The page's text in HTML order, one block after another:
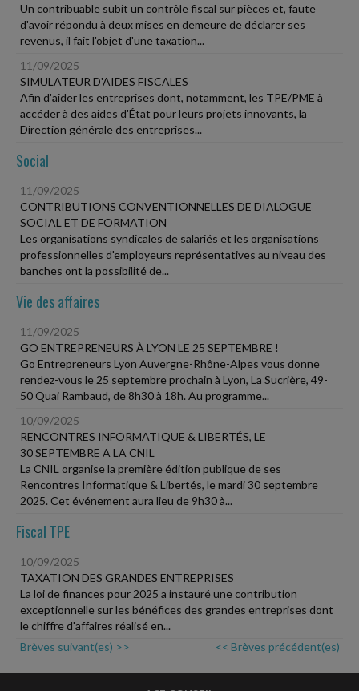
Un contribuable subit un contrôle fiscal sur pièces et, faute
d'avoir répondu à deux mises en demeure de déclarer ses
revenus, il fait l'objet d'une taxation...
11/09/2025
SIMULATEUR D'AIDES FISCALES
Afin d'aider les entreprises dont, notamment, les TPE/PME à
accéder à des aides d'État pour leurs projets innovants, la
Direction générale des entreprises...
Social
11/09/2025
CONTRIBUTIONS CONVENTIONNELLES DE DIALOGUE
SOCIAL ET DE FORMATION
Les organisations syndicales de salariés et les organisations
professionnelles d'employeurs représentatives au niveau des
banches ont la possibilité de...
Vie des affaires
11/09/2025
GO ENTREPRENEURS À LYON LE 25 SEPTEMBRE !
Go Entrepreneurs Lyon Auvergne-Rhône-Alpes vous donne
rendez-vous le 25 septembre prochain à Lyon, La Sucrière, 49-
50 Quai Rambaud, de 8h30 à 18h. Au programme...
10/09/2025
RENCONTRES INFORMATIQUE & LIBERTÉS, LE
30 SEPTEMBRE A LA CNIL
La CNIL organise la première édition publique de ses
Rencontres Informatique & Libertés, le mardi 30 septembre
2025. Cet événement aura lieu de 9h30 à...
Fiscal TPE
10/09/2025
TAXATION DES GRANDES ENTREPRISES
La loi de finances pour 2025 a instauré une contribution
exceptionnelle sur les bénéfices des grandes entreprises dont
le chiffre d'affaires réalisé en...
Brèves suivant(es) >>
<< Brèves précédent(es)